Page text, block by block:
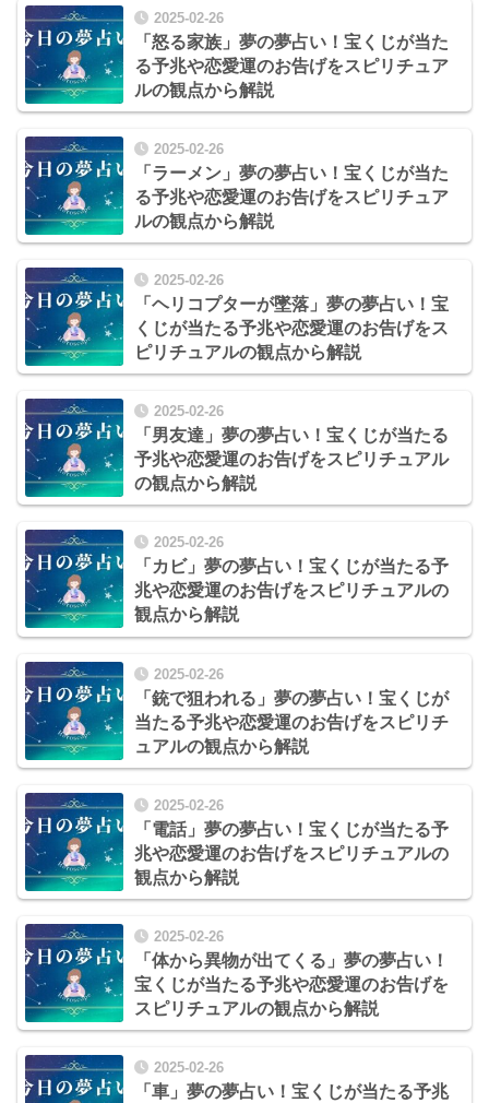
2025-02-26
「怒る家族」夢の夢占い！宝くじが当た
る予兆や恋愛運のお告げをスピリチュア
ルの観点から解説
2025-02-26
「ラーメン」夢の夢占い！宝くじが当た
る予兆や恋愛運のお告げをスピリチュア
ルの観点から解説
2025-02-26
「ヘリコプターが墜落」夢の夢占い！宝
くじが当たる予兆や恋愛運のお告げをス
ピリチュアルの観点から解説
2025-02-26
「男友達」夢の夢占い！宝くじが当たる
予兆や恋愛運のお告げをスピリチュアル
の観点から解説
2025-02-26
「カビ」夢の夢占い！宝くじが当たる予
兆や恋愛運のお告げをスピリチュアルの
観点から解説
2025-02-26
「銃で狙われる」夢の夢占い！宝くじが
当たる予兆や恋愛運のお告げをスピリチ
ュアルの観点から解説
2025-02-26
「電話」夢の夢占い！宝くじが当たる予
兆や恋愛運のお告げをスピリチュアルの
観点から解説
2025-02-26
「体から異物が出てくる」夢の夢占い！
宝くじが当たる予兆や恋愛運のお告げを
スピリチュアルの観点から解説
2025-02-26
「車」夢の夢占い！宝くじが当たる予兆